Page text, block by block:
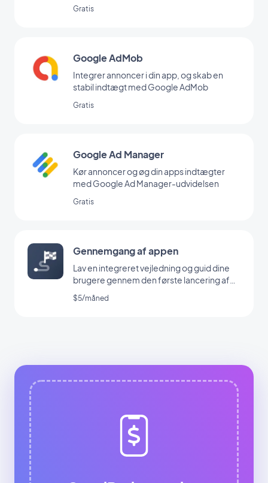
Gratis
Google AdMob
Integrer annoncer i din app, og skab en
stabil indtægt med Google AdMob
Gratis
Google Ad Manager
Kør annoncer og øg din apps indtægter
med Google Ad Manager-udvidelsen
Gratis
Gennemgang af appen
Lav en integreret vejledning og guid dine
brugere gennem den første lancering af
din app
$5/måned